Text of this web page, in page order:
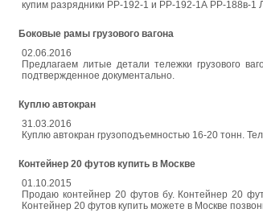
купим разрядники РР-192-1 и РР-192-1А РР-188в-1
Боковые рамы грузового вагона
02.06.2016
Предлагаем литые детали тележки грузового
подтвержденное документально.
Куплю автокран
31.03.2016
Куплю автокран грузоподъемностью 16-20 тонн.
Контейнер 20 футов купить в Москве
01.10.2015
Продаю контейнер 20 футов бу. Контейнер 20
Контейнер 20 футов купить можете в Москве